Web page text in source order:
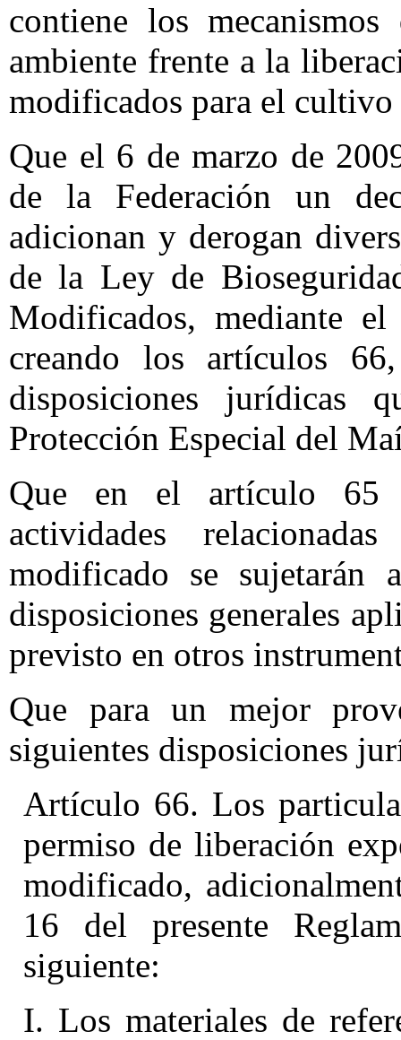
contiene los
ambiente frente a la
modificados para el cultivo
Que el 6 de marzo de
de la Federación un
adicionan y derogan
de la Ley de
Modificados, mediante
creando los artículos
disposiciones jurídicas
Protección Especial del
Que en el artículo 65
actividades
modificado se sujetarán
disposiciones generales
previsto en otros
Que para un mejor
siguientes disposiciones
Artículo 66. Los
permiso de liberación
modificado,
16 del presente
siguiente:
I. Los materiales de